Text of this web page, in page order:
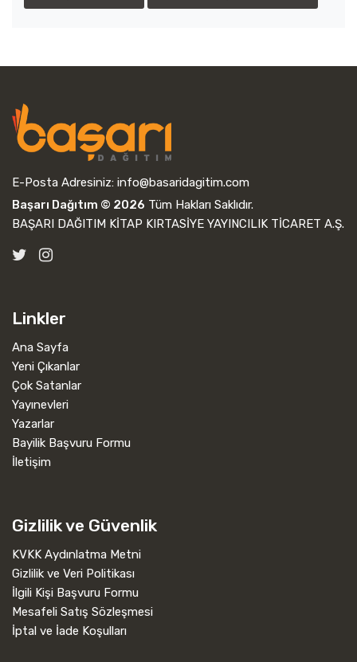
E-Posta Adresiniz: info@basaridagitim.com
Başarı Dağıtım © 2026 Tüm Hakları Saklıdır.
BAŞARI DAĞITIM KİTAP KIRTASİYE YAYINCILIK TİCARET A.Ş.
Linkler
Ana Sayfa
Yeni Çıkanlar
Çok Satanlar
Yayınevleri
Yazarlar
Bayilik Başvuru Formu
İletişim
Gizlilik ve Güvenlik
KVKK Aydınlatma Metni
Gizlilik ve Veri Politikası
İlgili Kişi Başvuru Formu
Mesafeli Satış Sözleşmesi
İptal ve İade Koşulları